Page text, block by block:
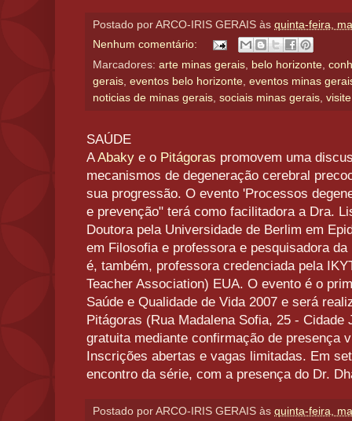
Postado por ARCO-IRIS GERAIS às quinta-feira,
Nenhum comentário:
Marcadores: arte minas gerais, belo horizonte,
gerais, eventos belo horizonte, eventos minas
noticias de minas gerais, sociais minas gerais,
SAÚDE
AAbaky e o Pitágoras promovem uma
mecanismos de degeneração cerebral
sua progressão. O evento 'Processos
e prevenção" terá como facilitadora a Dra.
Doutora pela Universidade de Berlim em
em Filosofia e professora e pesquisadora
é, também, professora credenciada pela
Teacher Association) EUA. O evento é o
Saúde e Qualidade de Vida 2007 e será
Pitágoras (Rua Madalena Sofia, 25 -
gratuita mediante confirmação de presença
Inscrições abertas e vagas limitadas. Em
encontro da série, com a presença do Dr.
Postado por ARCO-IRIS GERAIS às quinta-feira,